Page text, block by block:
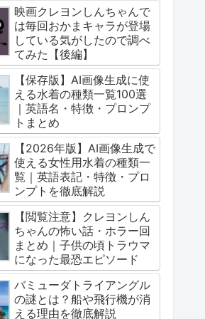
映画クレヨンしんちゃんで
は毎回おかまキャラが登場
している気がしたので調べ
てみた【後編】
【保存版】AI画像生成に使
える水着の種類一覧100選
｜英語名・特徴・プロンプ
トまとめ
【2026年版】AI画像生成で
使える女性用水着の種類一
覧｜英語表記・特徴・プロ
ンプトを徹底解説
【閲覧注意】クレヨンしん
ちゃんの怖い話・ホラー回
まとめ｜子供の頃トラウマ
になった最恐エピソード
バミューダトライアングル
の謎とは？船や飛行機が消
える理由を徹底解説